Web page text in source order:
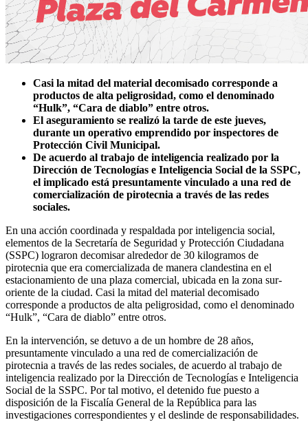
Casi la mitad del material decomisado corresponde a
productos de alta peligrosidad, como el denominado
“Hulk”, “Cara de diablo” entre otros.
El aseguramiento se realizó la tarde de este jueves,
durante un operativo emprendido por inspectores de
Protección Civil Municipal.
De acuerdo al trabajo de inteligencia realizado por la
Dirección de Tecnologías e Inteligencia Social de la SSPC,
el implicado está presuntamente vinculado a una red de
comercialización de pirotecnia a través de las redes
sociales.
En una acción coordinada y respaldada por inteligencia social,
elementos de la Secretaría de Seguridad y Protección Ciudadana
(SSPC) lograron decomisar alrededor de 30 kilogramos de
pirotecnia que era comercializada de manera clandestina en el
estacionamiento de una plaza comercial, ubicada en la zona sur-
oriente de la ciudad. Casi la mitad del material decomisado
corresponde a productos de alta peligrosidad, como el denominado
“Hulk”, “Cara de diablo” entre otros.
En la intervención, se detuvo a de un hombre de 28 años,
presuntamente vinculado a una red de comercialización de
pirotecnia a través de las redes sociales, de acuerdo al trabajo de
inteligencia realizado por la Dirección de Tecnologías e Inteligencia
Social de la SSPC. Por tal motivo, el detenido fue puesto a
disposición de la Fiscalía General de la República para las
investigaciones correspondientes y el deslinde de responsabilidades.